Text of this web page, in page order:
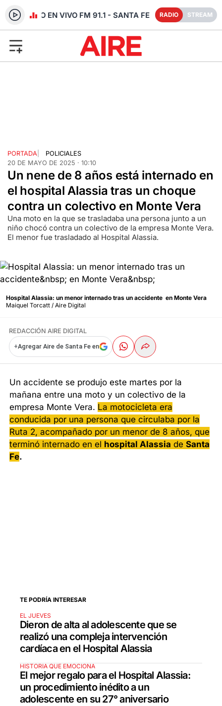
RADIO EN VIVO FM 91.1 - SANTA FE RADIO STREAM
PORTADA
POLICIALES
20 DE MAYO DE 2025 · 10:10
Un nene de 8 años está internado en
el hospital Alassia tras un choque
contra un colectivo en Monte Vera
Una moto en la que se trasladaba una persona junto a un
niño chocó contra un colectivo de la empresa Monte Vera.
El menor fue trasladado al Hospital Alassia.
Hospital Alassia: un menor internado tras un accidente en Monte Vera
Maiquel Torcatt / Aire Digital
REDACCIÓN AIRE DIGITAL
+Agregar Aire de Santa Fe en
Un accidente se produjo este martes por la
mañana entre una moto y un colectivo de la
empresa Monte Vera. La motocicleta era
conducida por una persona que circulaba por la
Ruta 2, acompañado por un menor de 8 años, que
terminó internado en el hospital Alassia deSanta
Fe.
TE PODRÍA INTERESAR
EL JUEVES
Dieron de alta al adolescente que se
realizó una compleja intervención
cardíaca en el Hospital Alassia
HISTORIA QUE EMOCIONA
El mejor regalo para el Hospital Alassia:
un procedimiento inédito a un
adolescente en su 27° aniversario